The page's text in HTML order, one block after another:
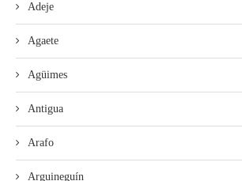
Adeje
Agaete
Agüimes
Antigua
Arafo
Arguineguín